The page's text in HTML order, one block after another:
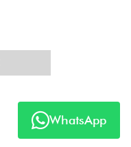
WhatsApp